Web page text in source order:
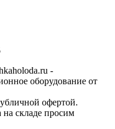
-
оборудование от
офертой.
складе просим